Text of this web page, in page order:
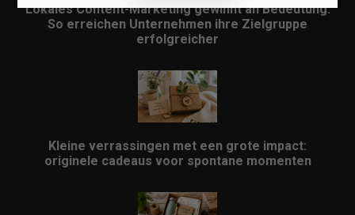
Lokales Content-Marketing gewinnt an Bedeutung:
So erreichen Unternehmen ihre Zielgruppe
erfolgreicher
Kleine verrassingen met een grote impact:
originele cadeaus voor spontane momenten